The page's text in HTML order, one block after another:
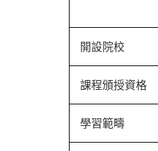
開設院校
課程頒授資格
學習範疇